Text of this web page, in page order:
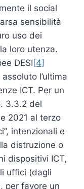
il social
sensibilità
uso dei
loro utenza.
DESI [4]
l’ultima
ICT. Per un
3.3.2 del
2021 al terzo
intenzionali e
distruzione o
dispositivi ICT,
uffici (dagli
per favore un